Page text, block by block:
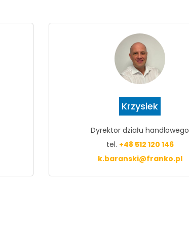
Krzysiek
Dyrektor działu handlowego
tel. +48 512 120 146
k.baranski@franko.pl